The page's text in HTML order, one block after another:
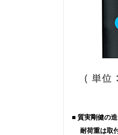
■ 質実剛健の
耐荷重は取